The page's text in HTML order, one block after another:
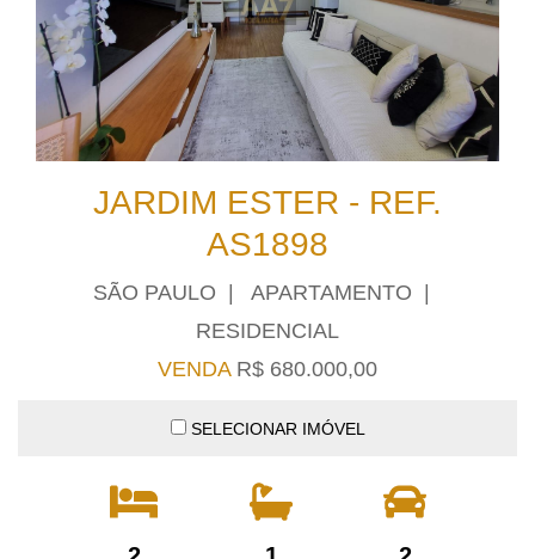
JARDIM ESTER - REF.
AS1898
SÃO PAULO | APARTAMENTO |
RESIDENCIAL
VENDAR$ 680.000,00
SELECIONAR IMÓVEL